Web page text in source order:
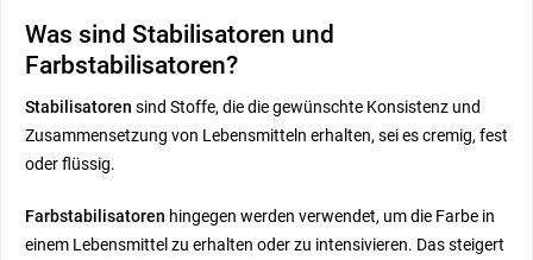
Was sind Stabilisatoren und
Farbstabilisatoren?
Stabilisatoren sind Stoffe, die die gewünschte Konsistenz und
Zusammensetzung von Lebensmitteln erhalten, sei es cremig, fest
oder flüssig.
Farbstabilisatoren hingegen werden verwendet, um die Farbe in
einem Lebensmittel zu erhalten oder zu intensivieren. Das steigert